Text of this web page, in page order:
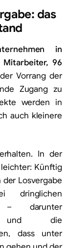
das
in
96
Vorrang der
Zugang zu
werden in
auch kleinere
In der
Künftig
der Losvergabe
dringlichen
– darunter
und die
dass unter